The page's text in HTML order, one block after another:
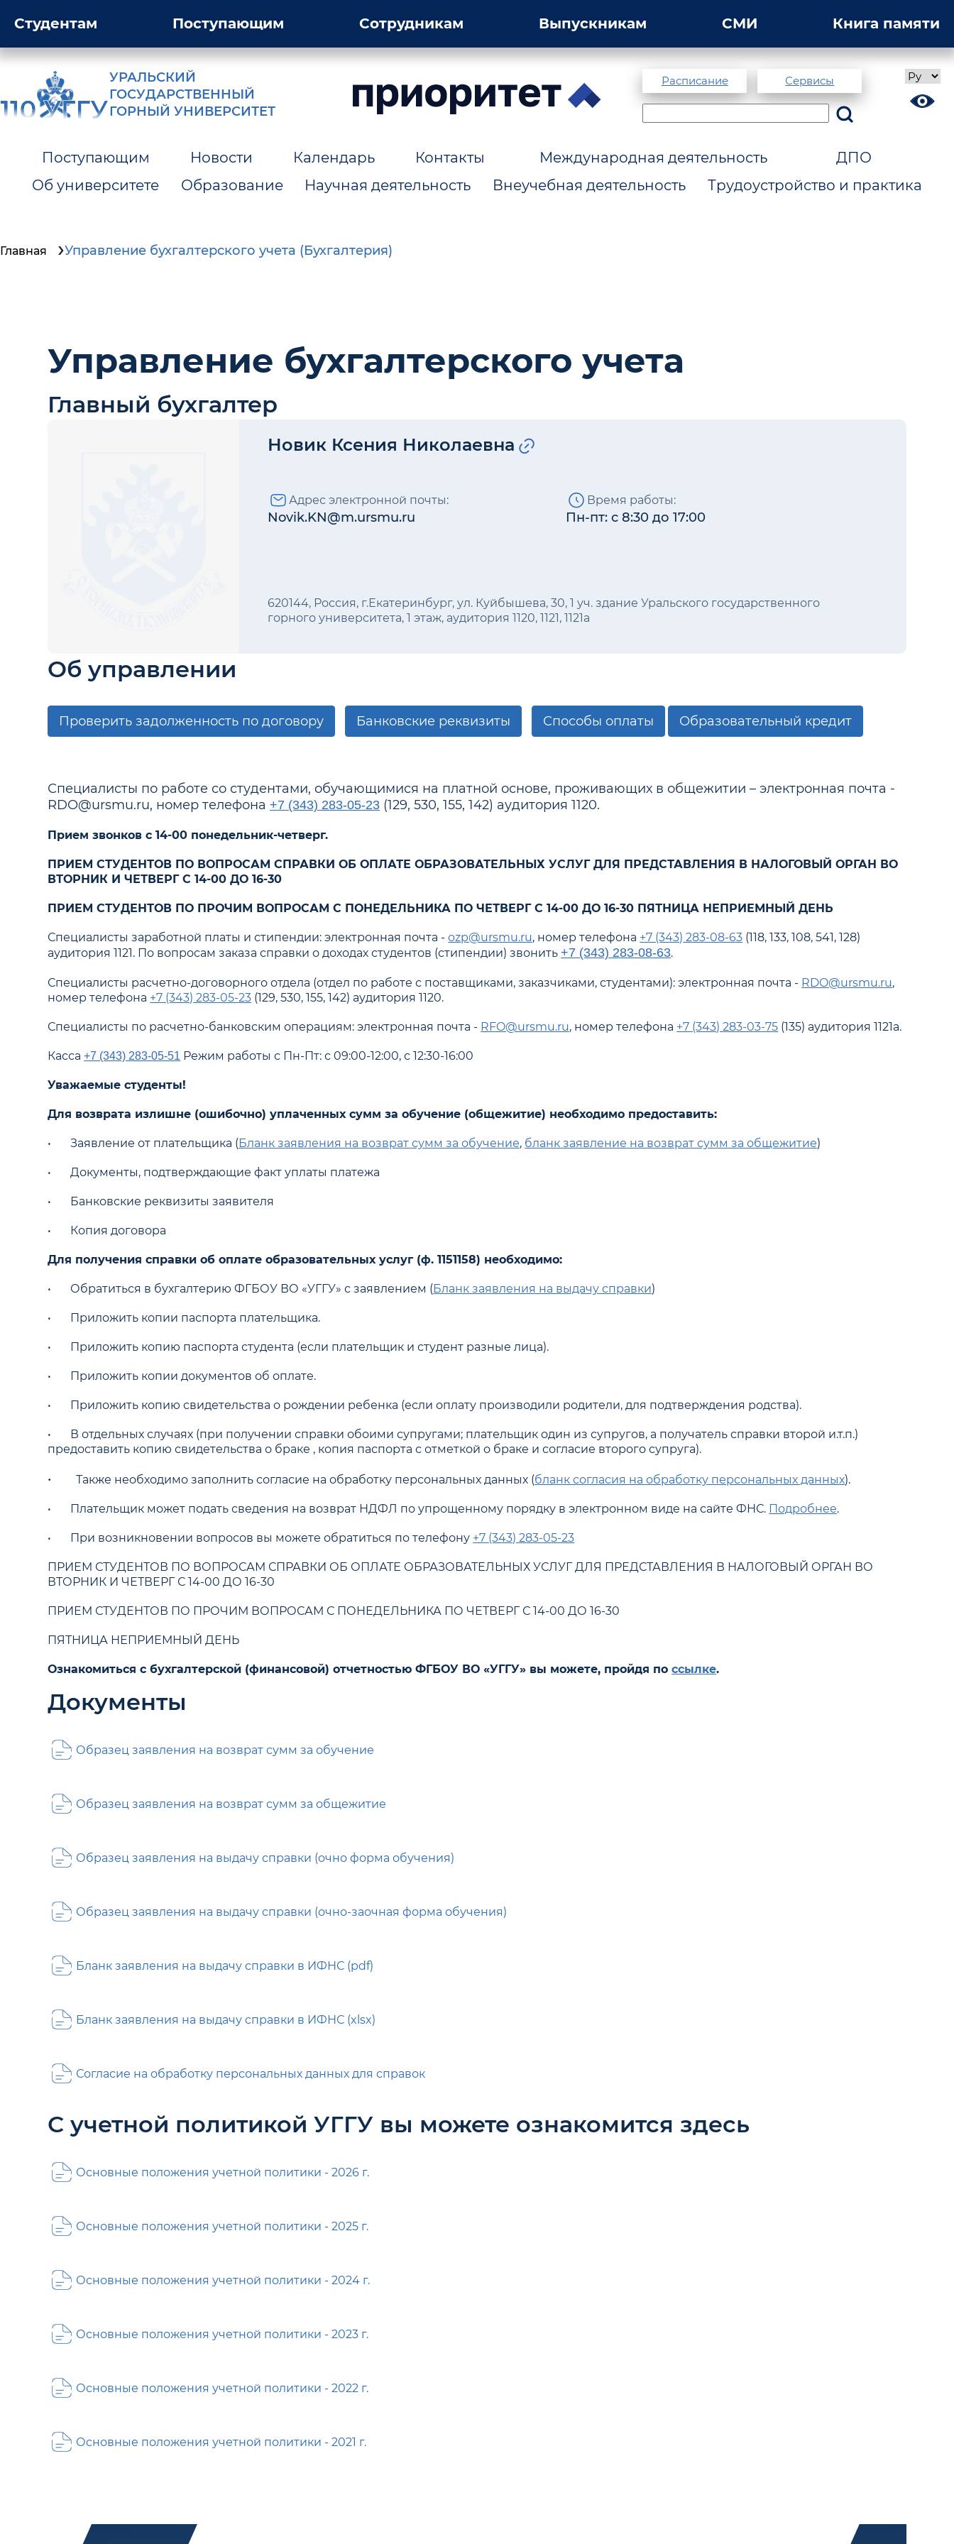
Студентам Поступающим Сотрудникам Выпускникам СМИ Книга памяти
УРАЛЬСКИЙ
ГОСУДАРСТВЕННЫЙ
ГОРНЫЙ УНИВЕРСИТЕТ
Расписание Сервисы
Поступающим Новости Календарь Контакты Международная деятельность
ДПО
Об университете
Образование Научная деятельность Внеучебная деятельность Трудоустройство и практика
Главная Управление бухгалтерского учета (Бухгалтерия)
Управление бухгалтерского учета
Главный бухгалтер
Новик Ксения Николаевна
Адрес электронной почты:
Novik.KN@m.ursmu.ru
Время работы:
Пн-пт: с 8:30 до 17:00
620144, Россия, г.Екатеринбург, ул. Куйбышева, 30, 1 уч. здание Уральского государственного
горного университета, 1 этаж, аудитория 1120, 1121, 1121а
Об управлении
Проверить задолженность по договору Банковские реквизиты Способы оплаты Образовательный кредит
Специалисты по работе со студентами, обучающимися на платной основе, проживающих в общежитии – электронная почта -
RDO@ursmu.ru, номер телефона+7 (343) 283-05-23 (129, 530, 155, 142) аудитория 1120.
Прием звонков с 14-00 понедельник-четверг.
ПРИЕМ СТУДЕНТОВ ПО ВОПРОСАМ СПРАВКИ ОБ ОПЛАТЕ ОБРАЗОВАТЕЛЬНЫХ УСЛУГ ДЛЯ ПРЕДСТАВЛЕНИЯ В НАЛОГОВЫЙ ОРГАН ВО
ВТОРНИК И ЧЕТВЕРГ С 14-00 ДО 16-30
ПРИЕМ СТУДЕНТОВ ПО ПРОЧИМ ВОПРОСАМ С ПОНЕДЕЛЬНИКА ПО ЧЕТВЕРГ С 14-00 ДО 16-30 ПЯТНИЦА НЕПРИЕМНЫЙ ДЕНЬ
Специалисты заработной платы и стипендии: электронная почта -ozp@ursmu.ru, номер телефона +7 (343) 283-08-63 (118, 133, 108, 541, 128)
аудитория 1121. По вопросам заказа справки о доходах студентов (стипендии) звонить+7 (343) 283-08-63.
Специалисты расчетно-договорного отдела (отдел по работе с поставщиками, заказчиками, студентами): электронная почта - RDO@ursmu.ru,
номер телефона +7 (343) 283-05-23 (129, 530, 155, 142) аудитория 1120.
Специалисты по расчетно-банковским операциям: электронная почта - RFO@ursmu.ru, номер телефона +7 (343) 283-03-75 (135) аудитория 1121а.
Касса+7 (343) 283-05-51 Режим работы с Пн-Пт: с 09:00-12:00, с 12:30-16:00
Уважаемые студенты!
Для возврата излишне (ошибочно) уплаченных сумм за обучение (общежитие) необходимо предоставить:
• Заявление от плательщика ( Бланк заявления на возврат сумм за обучение, бланк заявление на возврат сумм за общежитие)
• Документы, подтверждающие факт уплаты платежа
• Банковские реквизиты заявителя
• Копия договора
Для получения справки об оплате образовательных услуг (ф. 1151158) необходимо:
• Обратиться в бухгалтерию ФГБОУ ВО «УГГУ» с заявлением ( Бланк заявления на выдачу справки)
• Приложить копии паспорта плательщика.
• Приложить копию паспорта студента (если плательщик и студент разные лица).
• Приложить копии документов об оплате.
• Приложить копию свидетельства о рождении ребенка (если оплату производили родители, для подтверждения родства).
•
В отдельных случаях (при получении справки обоими супругами; плательщик один из супругов, а получатель справки второй и.т.п.)
предоставить копию свидетельства о браке , копия паспорта с отметкой о браке и согласие второго супруга).
• Также необходимо заполнить согласие на обработку персональных данных (бланк согласия на обработку персональных данных).
• Плательщик может подать сведения на возврат НДФЛ по упрощенному порядку в электронном виде на сайте ФНС. Подробнее.
• При возникновении вопросов вы можете обратиться по телефону +7 (343) 283-05-23
ПРИЕМ СТУДЕНТОВ ПО ВОПРОСАМ СПРАВКИ ОБ ОПЛАТЕ ОБРАЗОВАТЕЛЬНЫХ УСЛУГ ДЛЯ ПРЕДСТАВЛЕНИЯ В НАЛОГОВЫЙ ОРГАН ВО
ВТОРНИК И ЧЕТВЕРГ С 14-00 ДО 16-30
ПРИЕМ СТУДЕНТОВ ПО ПРОЧИМ ВОПРОСАМ С ПОНЕДЕЛЬНИКА ПО ЧЕТВЕРГ С 14-00 ДО 16-30
ПЯТНИЦА НЕПРИЕМНЫЙ ДЕНЬ
Ознакомиться с бухгалтерской (финансовой) отчетностью ФГБОУ ВО «УГГУ» вы можете, пройдя поссылке.
Документы
Образец заявления на возврат сумм за обучение
Образец заявления на возврат сумм за общежитие
Образец заявления на выдачу справки (очно форма обучения)
Образец заявления на выдачу справки (очно-заочная форма обучения)
Бланк заявления на выдачу справки в ИФНС (pdf)
Бланк заявления на выдачу справки в ИФНС (xlsx)
Согласие на обработку персональных данных для справок
С учетной политикой УГГУ вы можете ознакомится здесь
Основные положения учетной политики - 2026 г.
Основные положения учетной политики - 2025 г.
Основные положения учетной политики - 2024 г.
Основные положения учетной политики - 2023 г.
Основные положения учетной политики - 2022 г.
Основные положения учетной политики - 2021 г.